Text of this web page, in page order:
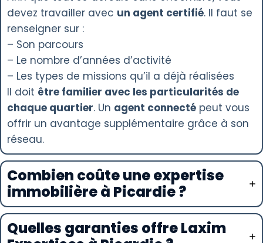
devez travailler avec un agent certifié. Il faut se
renseigner sur :
– Son parcours
– Le nombre d’années d’activité
– Les types de missions qu’il a déjà réalisées
Il doit être familier avec les particularités de
chaque quartier. Un agent connecté peut vous
offrir un avantage supplémentaire grâce à son
réseau.
Combien coûte une expertise
immobilière à Picardie ?
Quelles garanties offre Laxim